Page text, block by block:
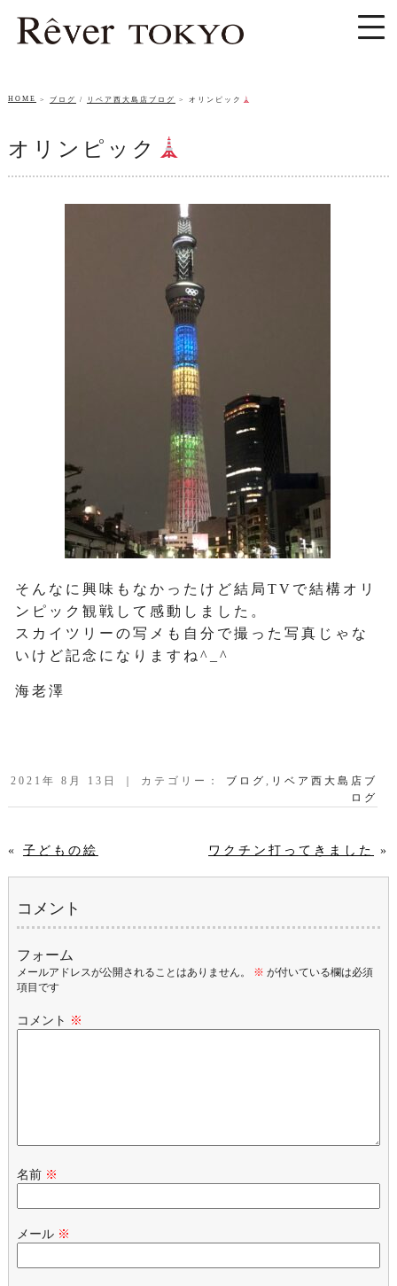
HOME ブログ / リベア西大島店ブログ オリンピック
オリンピック
そんなに興味もなかったけど結局TVで結構オリ
ンピック観戦して感動しました。
スカイツリーの写メも自分で撮った写真じゃな
いけど記念になりますね^_^
海老澤
2021年 8月 13日 ｜ カテゴリー： ブログ, リベア西大島店ブ
ログ
« 子どもの絵 ワクチン打ってきました »
コメント
フォーム
メールアドレスが公開されることはありません。 ※ が付いている欄は必須
項目です
コメント ※
名前 ※
メール ※